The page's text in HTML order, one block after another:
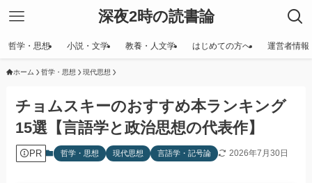
深夜2時の読書論
哲学・思想 小説・文学 教養・人文学 はじめての方へ 運営者情報
ホーム 哲学・思想 現代思想
チョムスキーのおすすめ本ランキング
15選【言語学と政治思想の代表作】
PR 哲学・思想 現代思想 言語学・記号論 2026年7月30日